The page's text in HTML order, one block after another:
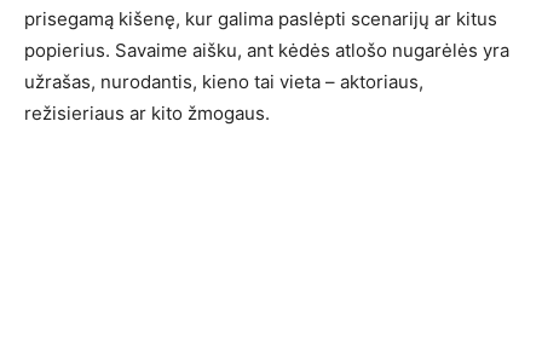
prisegamą kišenę, kur galima paslėpti scenarijų ar kitus
popierius. Savaime aišku, ant kėdės atlošo nugarėlės yra
užrašas, nurodantis, kieno tai vieta – aktoriaus,
režisieriaus ar kito žmogaus.